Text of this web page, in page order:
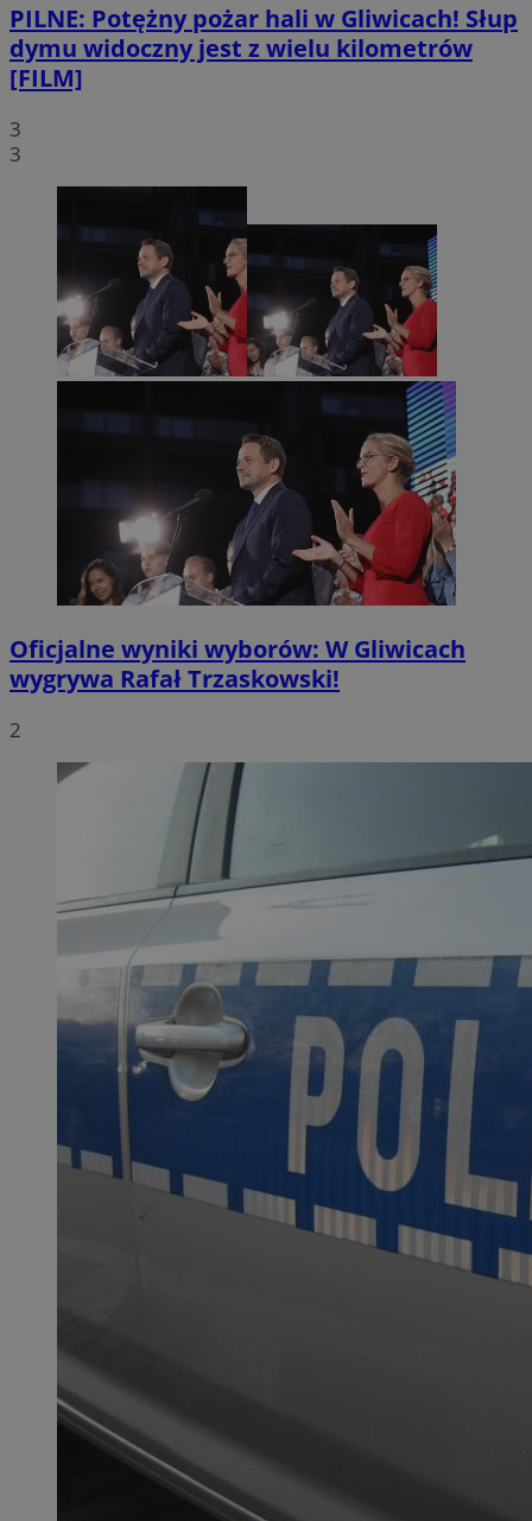
PILNE: Potężny pożar hali w Gliwicach! Słup
dymu widoczny jest z wielu kilometrów
[FILM]
3
3
Oficjalne wyniki wyborów: W Gliwicach
wygrywa Rafał Trzaskowski!
2